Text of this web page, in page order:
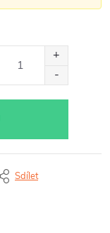
Sdílet